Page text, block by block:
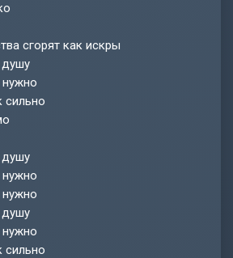
сгорят как искры
сильно
сильно